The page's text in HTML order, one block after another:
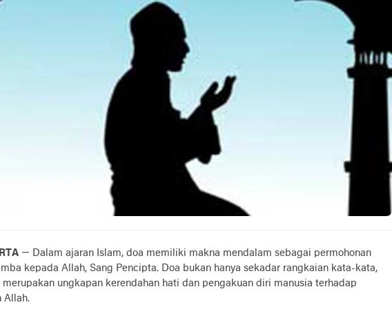
— Dalam ajaran Islam, doa memiliki makna mendalam sebagai permohonan
kepada Allah, Sang Pencipta. Doa bukan hanya sekadar rangkaian kata-kata,
ungkapan kerendahan hati dan pengakuan diri manusia terhadap
Allah.